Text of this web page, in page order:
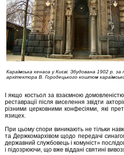
Караїмська кенаса у Києві. Збудована 1902 р.
архітектора В. Городецького коштом
І якщо костьол за взаємною
реставрації після виселення звідти
різними церковними конфесіями, які
язицех.
При цьому спори виникають не тільки
та Держкомархівом щодо передачі
державний службовець і комуніст»
і підозрюючи, що вже віддані святині